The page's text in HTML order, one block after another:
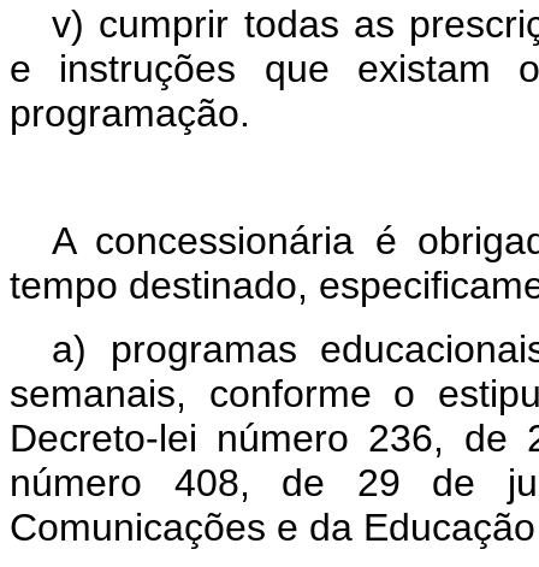
v) cumprir todas as
e instruções que existam
programação.
A concessionária é
tempo destinado,
a) programas
semanais, conforme o
Decreto-lei número 236,
número 408, de 29 de
Comunicações e da